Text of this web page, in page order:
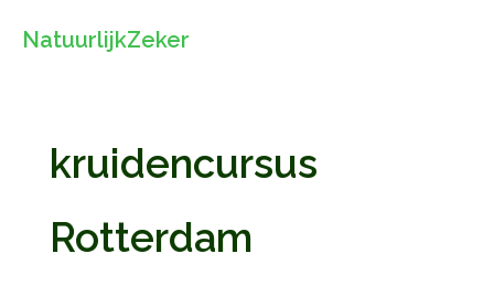
naarNatuurlijkZeker
kruidencursus
Rotterdam